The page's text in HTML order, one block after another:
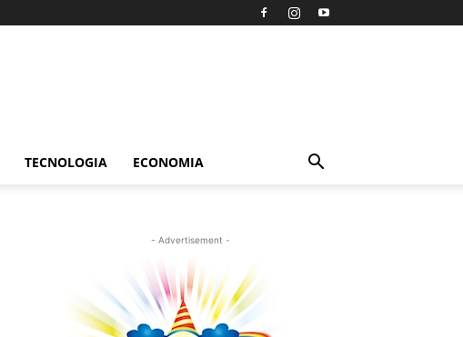
TECNOLOGIA ECONOMIA
- Advertisement -